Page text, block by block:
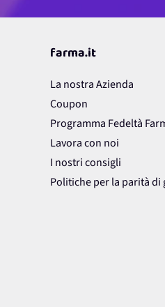
farma.it
La nostra Azienda
Coupon
Programma Fedeltà
Lavora con noi
I nostri consigli
Politiche per la parità di